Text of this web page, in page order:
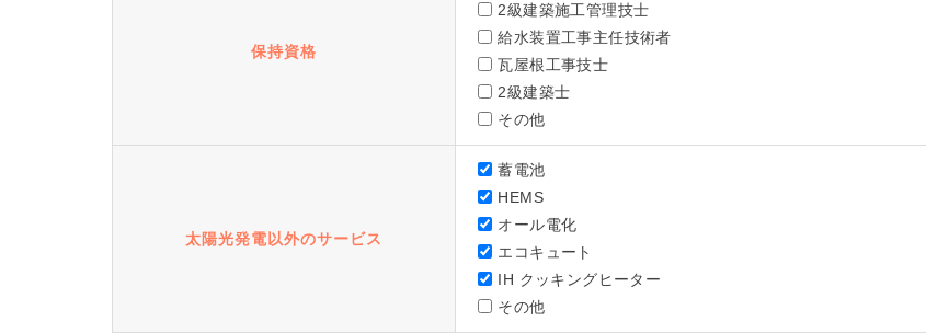
保持資格
2級建築施工管理技士
給水装置工事主任技術者
瓦屋根工事技士
2級建築士
その他
太陽光発電以外のサービス
蓄電池
HEMS
オール電化
エコキュート
IH クッキングヒーター
その他